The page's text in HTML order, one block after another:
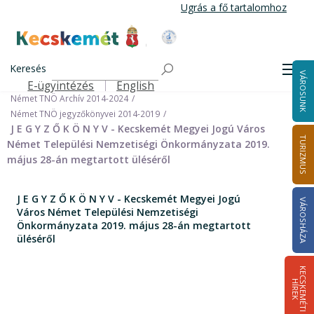
tartalomra
Ugrás a fő tartalomhoz
Kecskemét Város Honlapja
Keresés
Felső navigáció
E-ügyintézés English VÁROSUNK
TURIZMUS
VÁROSHÁZA
K
E
C
S
K
E
M
É
T
I
HÍ
R
E
K
Önkormányzat
Nemzetiségi Önkormányzatok
Német Települési Nemzetiségi Önkormányzat
Német TNÖ Archív 2014-2024
Német TNÖ jegyzőkönyvei 2014-2019
J E G Y Z Ő K Ö N Y V - Kecskemét Megyei Jogú Város
Német Települési Nemzetiségi Önkormányzata 2019.
május 28-án megtartott üléséről
J E G Y Z Ő K Ö N Y V - Kecskemét Megyei Jogú
Város Német Települési Nemzetiségi
Önkormányzata 2019. május 28-án megtartott
üléséről